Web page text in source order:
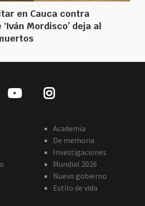
en Cauca contra
Mordisco’ deja al
Academia
De memoria
Investigaciones
Mundial 2026
Nuevo gobierno
Estilo de vida